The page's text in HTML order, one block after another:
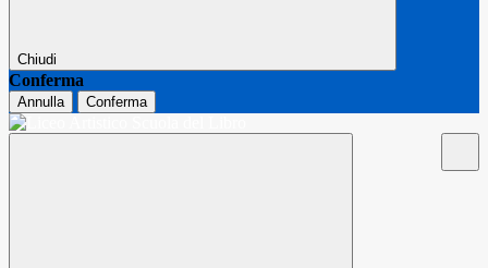
Chiudi
Conferma
Annulla Conferma